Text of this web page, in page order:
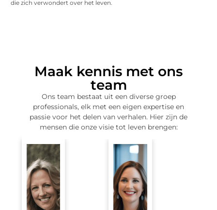
die zich verwondert over het leven.
Maak kennis met ons
team
Ons team bestaat uit een diverse groep
professionals, elk met een eigen expertise en
passie voor het delen van verhalen. Hier zijn de
mensen die onze visie tot leven brengen:
ANNA
JANSEN
Hoofdredacteur
Anna
LISA
VERMEULEN
Schrijver
en
Redacteur